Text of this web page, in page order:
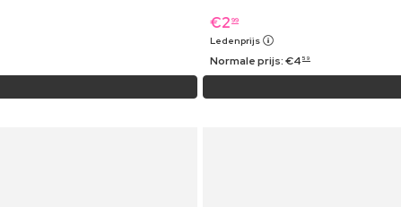
€2 99
Ledenprijs
Normale prijs:€4 59